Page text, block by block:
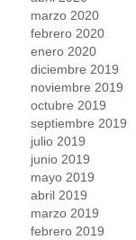
marzo 2020
febrero 2020
enero 2020
diciembre 2019
noviembre 2019
octubre 2019
septiembre 2019
julio 2019
junio 2019
mayo 2019
abril 2019
marzo 2019
febrero 2019